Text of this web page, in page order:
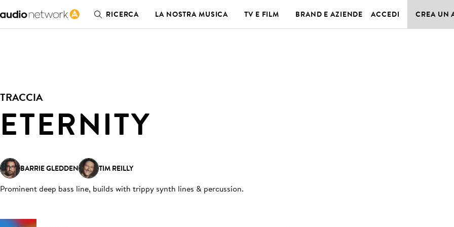
RICERCA LA NOSTRA MUSICA TV E FILM BRAND E AZIENDE ACCEDI CREA UN
TRACCIA
ETERNITY
BARRIE GLEDDEN TIM REILLY
Prominent deep bass line, builds with trippy synth lines & percussion.